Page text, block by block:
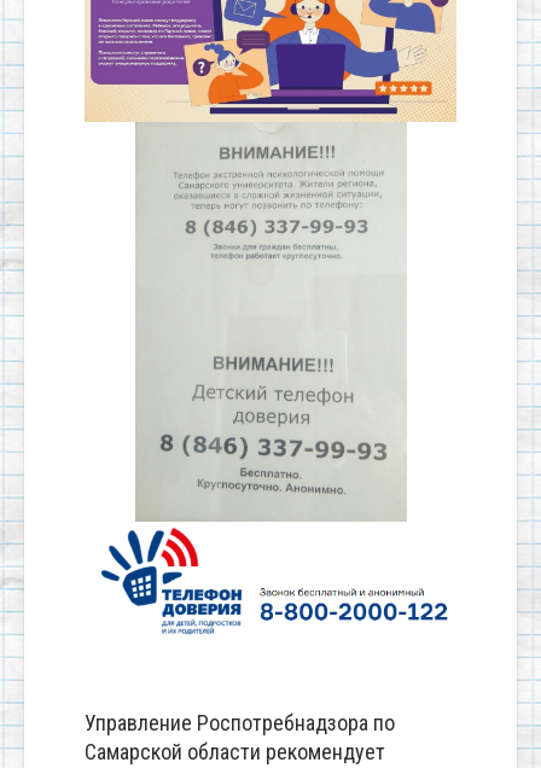
Управление Роспотребнадзора по
Самарской области рекомендует